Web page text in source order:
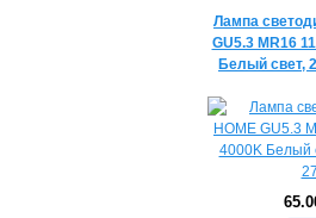
Лампа
GU5.3 MR16
Белый свет,